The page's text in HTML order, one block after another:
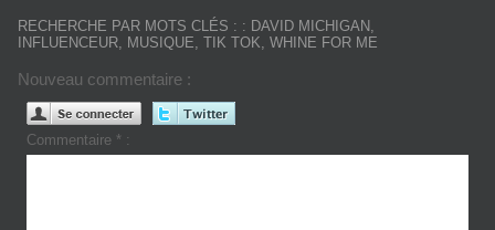
RECHERCHE PAR MOTS CLÉS : : DAVID MICHIGAN
INFLUENCEUR MUSIQUE TIK TOK WHINE FOR ME
Nouveau commentaire :
Commentaire * :